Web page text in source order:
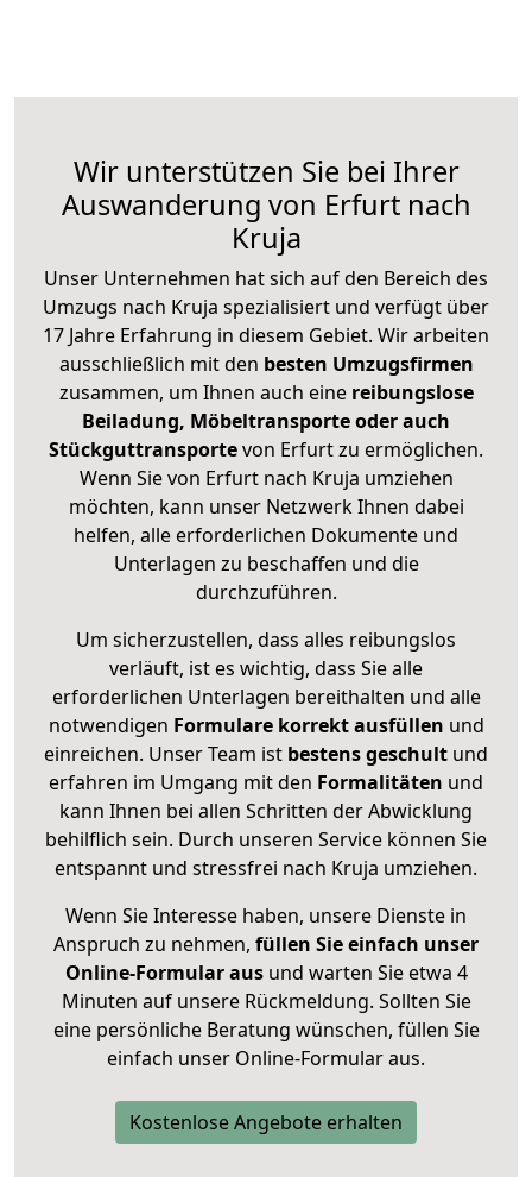
Wir unterstützen Sie bei Ihrer
Auswanderung von Erfurt nach
Kruja
Unser Unternehmen hat sich auf den Bereich des
Umzugs nach Kruja spezialisiert und verfügt über
17 Jahre Erfahrung in diesem Gebiet. Wir arbeiten
ausschließlich mit den besten Umzugsfirmen
zusammen, um Ihnen auch eine reibungslose
Beiladung, Möbeltransporte oder auch
Stückguttransportevon Erfurt zu ermöglichen.
Wenn Sie von Erfurt nach Kruja umziehen
möchten, kann unser Netzwerk Ihnen dabei
helfen, alle erforderlichen Dokumente und
Unterlagen zu beschaffen und die
durchzuführen.
Um sicherzustellen, dass alles reibungslos
verläuft, ist es wichtig, dass Sie alle
erforderlichen Unterlagen bereithalten und alle
notwendigen Formulare korrekt ausfüllen und
einreichen. Unser Team ist bestens geschult und
erfahren im Umgang mit den Formalitäten und
kann Ihnen bei allen Schritten der Abwicklung
behilflich sein. Durch unseren Service können Sie
entspannt und stressfrei nach Kruja umziehen.
Wenn Sie Interesse haben, unsere Dienste in
Anspruch zu nehmen, füllen Sie einfach unser
Online-Formular ausund warten Sie etwa 4
Minuten auf unsere Rückmeldung. Sollten Sie
eine persönliche Beratung wünschen, füllen Sie
einfach unser Online-Formular aus.
Kostenlose Angebote erhalten